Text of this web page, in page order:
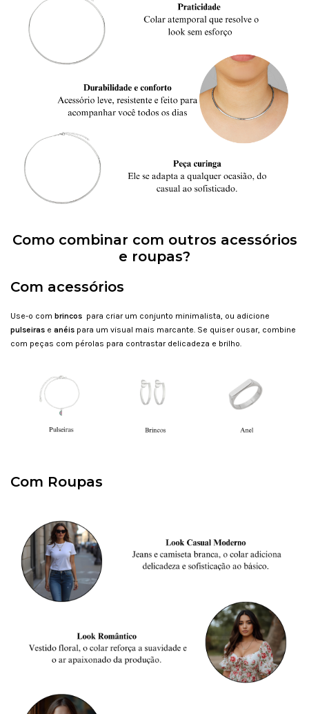
Como combinar com outros acessórios
e roupas?
Com acessórios
Use-o com brincos para criar um conjunto minimalista, ou adicione
pulseiras e anéis para um visual mais marcante. Se quiser ousar, combine
com peças com pérolas para contrastar delicadeza e brilho.
Com Roupas